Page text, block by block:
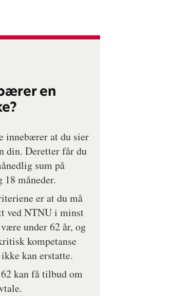
en
innebærer at du sier
din. Deretter får du
sum på
måneder.
er at du må
ved NTNU i minst
under 62 år, og
kompetanse
kan erstatte.
kan få tilbud om